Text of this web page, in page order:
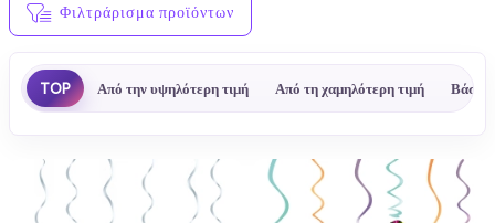
Φιλτράρισμα προϊόντων
TOP Από την υψηλότερη τιμή Από τη χαμηλότερη τιμή Βάσει